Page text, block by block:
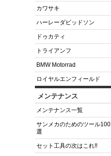
カワサキ
ハーレーダビッドソン
ドゥカティ
トライアンフ
BMW Motorrad
ロイヤルエンフィールド
メンテナンス
メンテナンス一覧
サンメカのためのツール100
選
セット工具の次はこれ!!